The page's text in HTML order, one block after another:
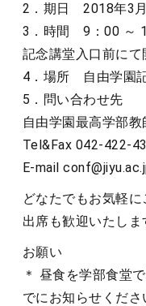
2．期日 2018年3月
3．時間 9：00 ～
記念講堂入口前にて
4．場所 自由学園
5．問い合わせ先
自由学園最高学部
Tel&Fax 042-422-
E-mail
どなたでもお気軽
出席も歓迎いたしま
お願い
＊ 昼食を学部食堂
でにお知らせくだ